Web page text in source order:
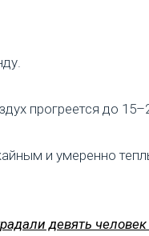
прогреется до
и умеренно
девять